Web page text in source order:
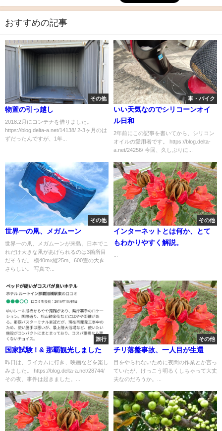
おすすめの記事
その他
物置の引っ越し
2018.2月にコンテナを借りました。
https://blog.delta-a.net/14138/ 2-3ヶ月のは
ずだったんですが、1年...
車・バイク
いい天気なのでシリコーンオイ
ル日和
2年前にこの記事を書いてから、シリコン
オイルの愛用者です。 https://blog.delta-
a.net/24256/ 今回、久しぶりに...
その他
世界一の凧、メガムーン
世界一の凧、メガムーンが来島。日本でこ
れだけ大きな凧があげられるのは3箇所目
だそうだ。 横40m×縦25m、600畳の大き
さらしい。 写真で...
その他
インターネットとは何か、とて
もわかりやすく解説。
旅行
国家試験 ! & 那覇観光しました
昨日は、ライカムに行き、映画などを楽し
みました。 https://blog.delta-a.net/28744/
その夜、事件は起きました。...
その他
チリ落盤事故、一人目が生還
目をやられないために夜間の作業とか言っ
ていたが、けっこう明るくしちゃって大丈
夫なのだろうか。...